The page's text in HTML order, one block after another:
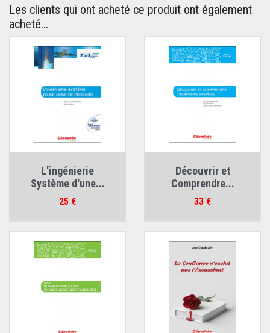
Les clients qui ont acheté ce produit ont également
acheté...
L'ingénierie
Système d'une...
Prix
25 €
Découvrir et
Comprendre...
Prix
33 €